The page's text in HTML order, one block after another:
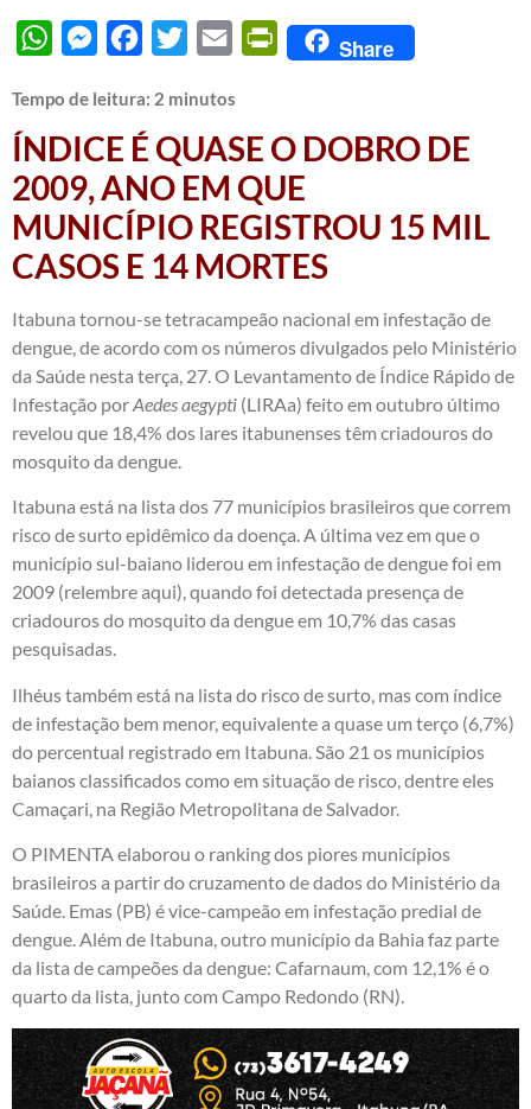
WhatsAppMessengerFacebook
Twitter Email PrintFriendly
Share
Tempo de leitura: 2 minutos
ÍNDICE É QUASE O DOBRO DE
2009, ANO EM QUE
MUNICÍPIO REGISTROU 15 MIL
CASOS E 14 MORTES
Itabuna tornou-se tetracampeão nacional em infestação de
dengue, de acordo com os números divulgados pelo Ministério
da Saúde nesta terça, 27. O Levantamento de Índice Rápido de
Infestação porAedes aegypti (LIRAa) feito em outubro último
revelou que 18,4% dos lares itabunenses têm criadouros do
mosquito da dengue.
Itabuna está na lista dos 77 municípios brasileiros que correm
risco de surto epidêmico da doença. A última vez em que o
município sul-baiano liderou em infestação de dengue foi em
2009 (relembre aqui), quando foi detectada presença de
criadouros do mosquito da dengue em 10,7% das casas
pesquisadas.
Ilhéus também está na lista do risco de surto, mas com índice
de infestação bem menor, equivalente a quase um terço (6,7%)
do percentual registrado em Itabuna. São 21 os municípios
baianos classificados como em situação de risco, dentre eles
Camaçari, na Região Metropolitana de Salvador.
O PIMENTA elaborou o ranking dos piores municípios
brasileiros a partir do cruzamento de dados do Ministério da
Saúde. Emas (PB) é vice-campeão em infestação predial de
dengue. Além de Itabuna, outro município da Bahia faz parte
da lista de campeões da dengue: Cafarnaum, com 12,1% é o
quarto da lista, junto com Campo Redondo (RN).